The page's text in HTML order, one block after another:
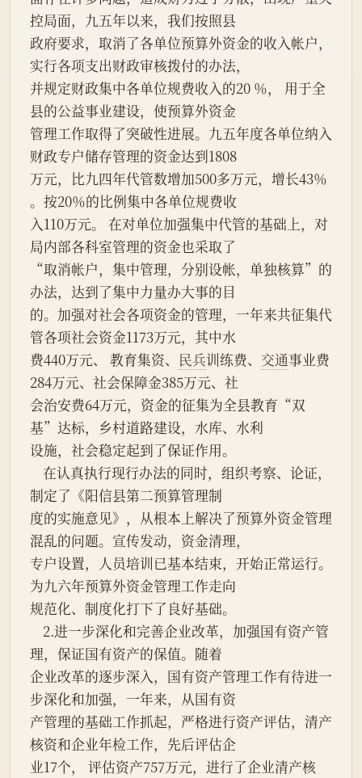
控局面，九五年以来，我们按照县
政府要求，取消了各单位预算外资金的收入帐户，
实行各项支出财政审核拨付的办法，
并规定财政集中各单位规费收入的20 ％， 用于全
县的公益事业建设，使预算外资金
管理工作取得了突破性进展。九五年度各单位纳入
财政专户储存管理的资金达到1808
万元，比九四年代管数增加500多万元，增长43％
。按20％的比例集中各单位规费收
入110万元。 在对单位加强集中代管的基础上，对
局内部各科室管理的资金也采取了
“取消帐户，集中管理，分别设帐，单独核算”的
办法，达到了集中力量办大事的目
的。加强对社会各项资金的管理，一年来共征集代
管各项社会资金1173万元，其中水
费440万元、 教育集资、 民兵训练费、 交通事业费
284万元、社会保障金385万元、社
会治安费64万元，资金的征集为全县教育“双
基”达标，乡村道路建设，水库、水利
设施，社会稳定起到了保证作用。
制定了《阳信县第二预算管理制
度的实施意见》，从根本上解决了预算外资金管理
混乱的问题。宣传发动，资金清理，
专户设置，人员培训已基本结束，开始正常运行。
为九六年预算外资金管理工作走向
规范化、制度化打下了良好基础。
理，保证国有资产的保值。随着
企业改革的逐步深入，国有资产管理工作有待进一
步深化和加强，一年来，从国有资
产管理的基础工作抓起，严格进行资产评估，清产
核资和企业年检工作，先后评估企
业17个， 评估资产757万元，进行了企业清产核